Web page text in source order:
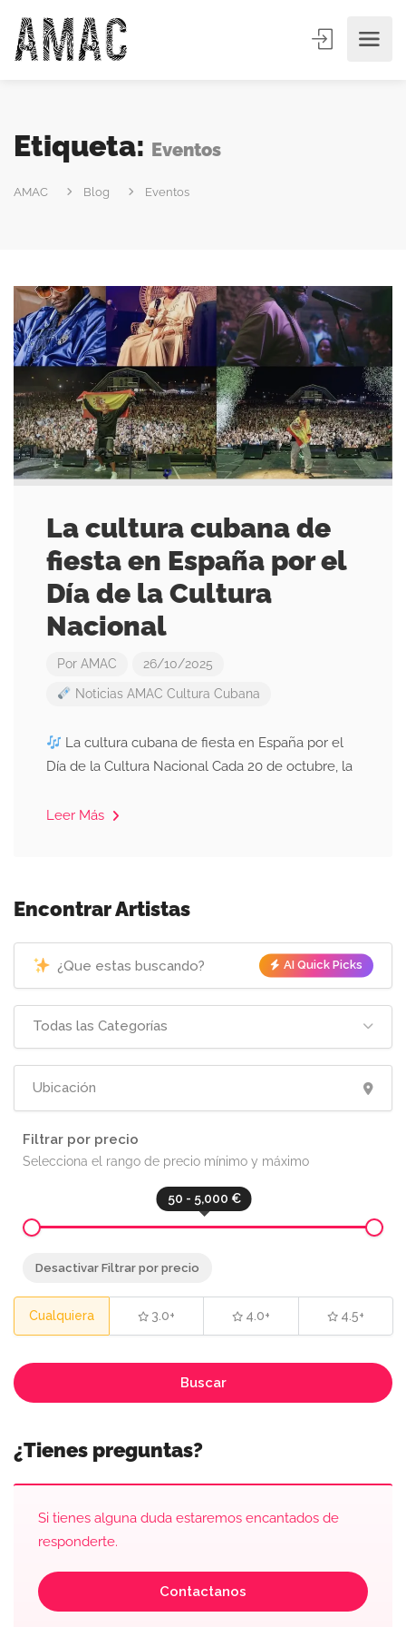
Etiqueta: Eventos
AMAC Blog Eventos
La cultura cubana de
fiesta en España por el
Día de la Cultura
Nacional
Por AMAC 26/10/2025
Noticias AMAC Cultura Cubana
La cultura cubana de fiesta en España por el
Día de la Cultura Nacional Cada 20 de octubre, la
Leer Más
Encontrar Artistas
AI Quick Picks
Todas las Categorías
Filtrar por precio
Selecciona el rango de precio mínimo y máximo
50 - 5,000 €
Desactivar Filtrar por precio
Cualquiera 3.0+ 4.0+ 4.5+
Buscar
¿Tienes preguntas?
Si tienes alguna duda estaremos encantados de
responderte.
Contactanos